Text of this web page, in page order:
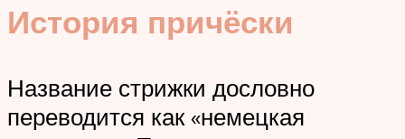
История причёски
Название стрижки дословно
переводится как «немецкая